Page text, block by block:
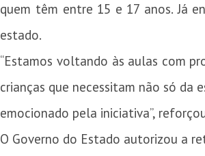
quem têm entre 15 e 17 anos. Já
estado.
“Estamos voltando às aulas com
crianças que necessitam não só da
emocionado pela iniciativa”,
O Governo do Estado autorizou a